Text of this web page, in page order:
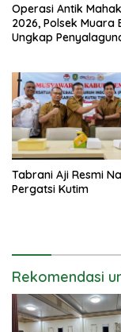
Operasi Antik
2026, Polsek Muara
Ungkap
Tabrani Aji Resmi
Pergatsi Kutim
Rekomendasi